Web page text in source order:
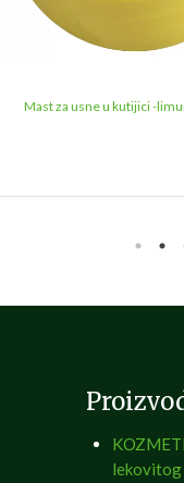
Mast za usne u kutijici -
lekovitog